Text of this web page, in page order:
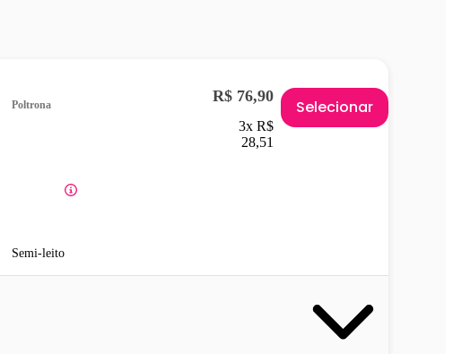
Poltrona
Semi-leito
R$ 76,90
3x R$
28,51
Selecionar